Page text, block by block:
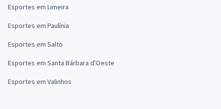
Esportes em Limeira
Esportes em Paulínia
Esportes em Salto
Esportes em Santa Bárbara d'Oeste
Esportes em Valinhos